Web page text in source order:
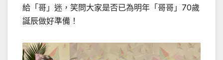
給「哥」迷，笑問大家是否已為明年「哥哥」70歲
誕辰做好準備！